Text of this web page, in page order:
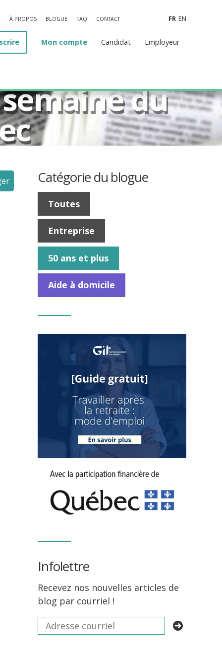
À PROPOS BLOGUE FAQ CONTACT FR EN
Mon compte Candidat Employeur
du
Catégorie du blogue
Toutes
Entreprise
50 ans et plus
Aide à domicile
Infolettre
Recevez nos nouvelles articles de
blog par courriel !